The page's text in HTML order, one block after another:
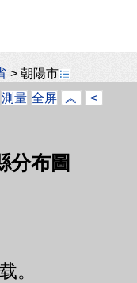
>朝陽市
測量 全屏 ︽ <
分布圖
。